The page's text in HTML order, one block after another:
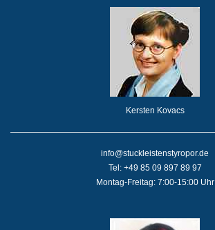
Kersten Kovacs
info@stuckleistenstyropor.de
Tel: +49 85 09 897 89 97
Montag-Freitag: 7:00-15:00 Uhr